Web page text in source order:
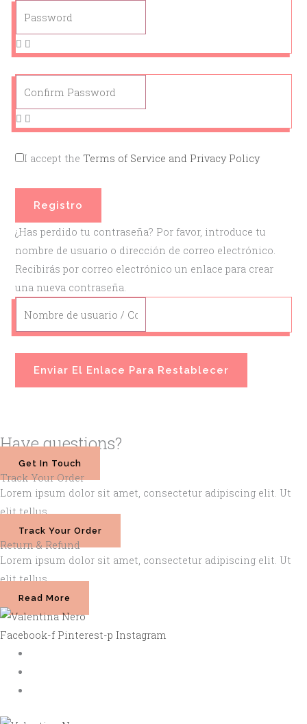
I accept the Terms of Service and Privacy Policy
Registro
¿Has perdido tu contraseña? Por favor, introduce tu
nombre de usuario o dirección de correo electrónico.
Recibirás por correo electrónico un enlace para crear
una nueva contraseña.
Enviar El Enlace Para Restablecer
Have questions?
Get In Touch
Track Your Order
Lorem ipsum dolor sit amet, consectetur adipiscing elit. Ut
elit tellus.
Track Your Order
Return & Refund
Lorem ipsum dolor sit amet, consectetur adipiscing elit. Ut
elit tellus.
Read More
Facebook-f Pinterest-p Instagram